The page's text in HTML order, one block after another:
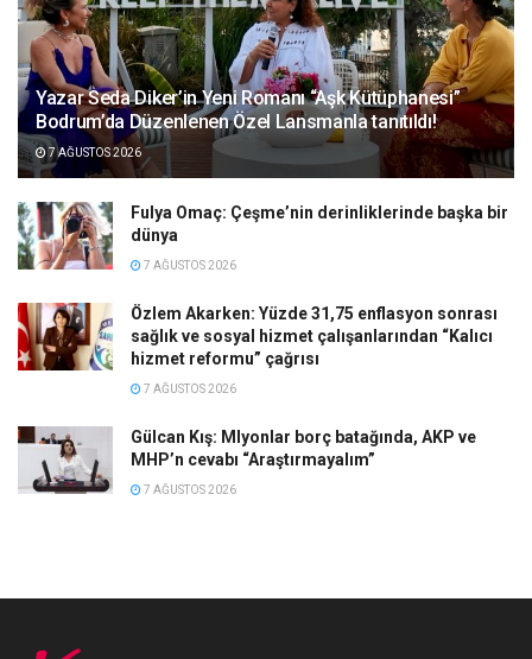
Yazar Seda Diker’in Yeni Romanı “Aşk Kütüphanesi”
Bodrum’da Düzenlenen Özel Lansmanla tanıtıldı!
7 AĞUSTOS 2026
Fulya Omaç: Çeşme’nin derinliklerinde başka bir
dünya
7 AĞUSTOS 2026
Özlem Akarken: Yüzde 31,75 enflasyon sonrası
sağlık ve sosyal hizmet çalışanlarından “Kalıcı
hizmet reformu” çağrısı
7 AĞUSTOS 2026
Gülcan Kış: Mlyonlar borç batağında, AKP ve
MHP’n cevabı “Araştırmayalım”
7 AĞUSTOS 2026